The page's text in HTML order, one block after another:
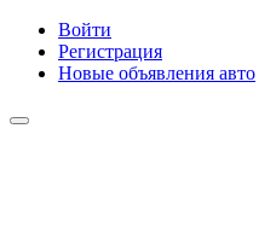
Войти
Регистрация
Новые объявления авто